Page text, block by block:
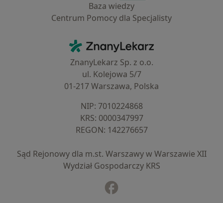
Baza wiedzy
Centrum Pomocy dla Specjalisty
ZnanyLekarz - Strona główna
ZnanyLekarz Sp. z o.o.
ul. Kolejowa 5/7
01-217 Warszawa, Polska
NIP: ⁠7010224868
KRS: ⁠0000347997
REGON: ⁠142276657
Sąd Rejonowy dla m.st. Warszawy w Warszawie XII
Wydział Gospodarczy KRS